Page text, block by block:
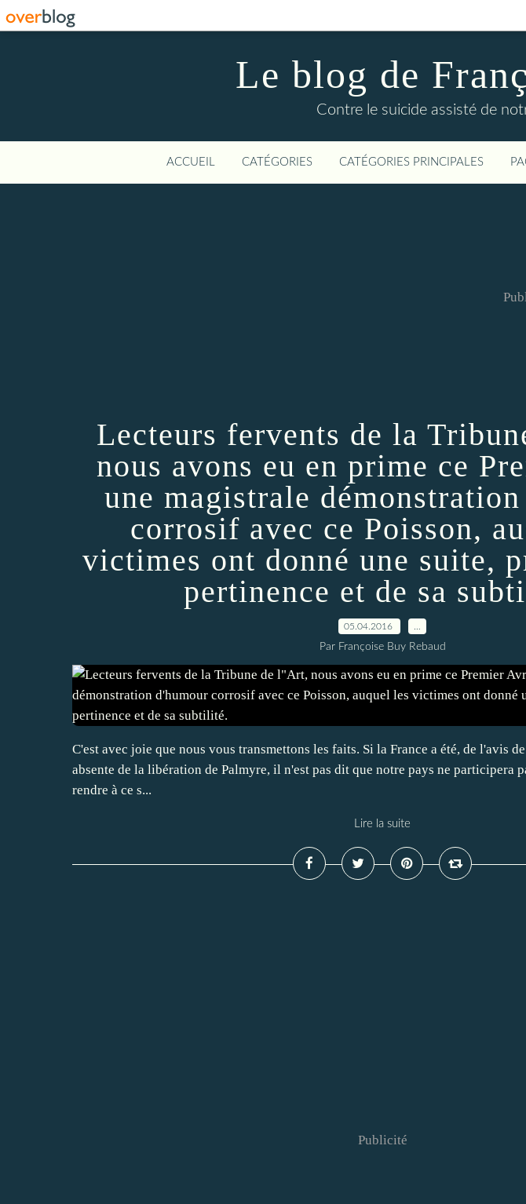
Le blog de
Contre le suicide assisté de
ACCUEIL CATÉGORIES CATÉGORIES PRINCIPALES
Lecteurs fervents de la
nous avons eu en prime ce
une magistrale
corrosif avec ce Poisson,
victimes ont donné une suite,
pertinence et de sa
05.04.2016
Par Françoise Buy Rebaud
C'est avec joie que nous vous transmettons les faits. Si la France a été, de l'avis
absente de la libération de Palmyre, il n'est pas dit que notre pays ne participera
rendre à ce s...
Lire la suite
Publicité